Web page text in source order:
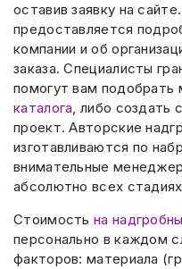
оставив заявку на
предоставляется
компании и об
заказа. Специалисты
помогут вам подобрать
каталога, либо создать
проект. Авторские
изготавливаются по
внимательные
абсолютно всех
Стоимостьна
персонально в каждом
факторов: материала